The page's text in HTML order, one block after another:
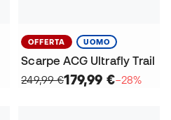
OFFERTA UOMO
Scarpe ACG Ultrafly Trail
249,99 €179,99 €−28%